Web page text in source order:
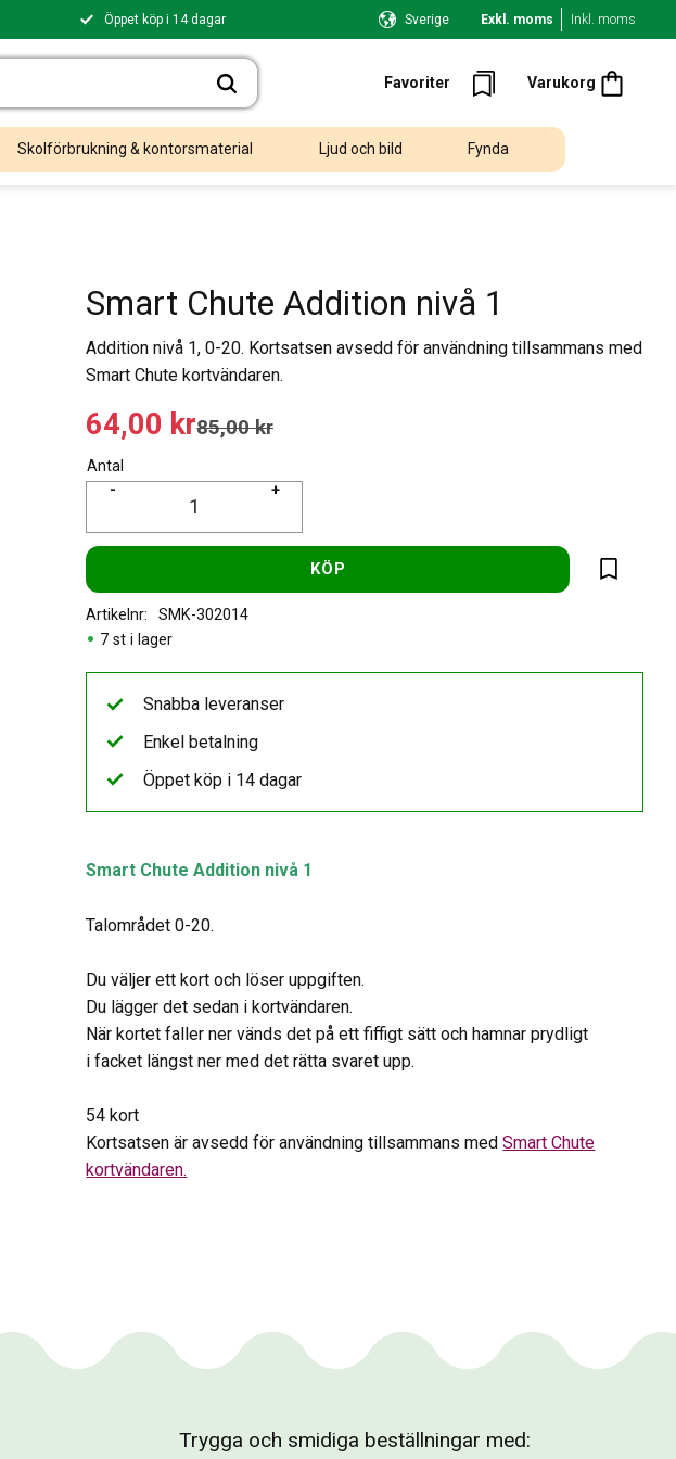
Öppet köp i 14 dagar Sverige Exkl. moms Inkl. moms
Favoriter Varukorg
Favoriter
Skolförbrukning & kontorsmaterial Ljud och bild Fynda
Smart Chute Addition nivå 1
Addition nivå 1, 0-20. Kortsatsen avsedd för användning tillsammans med
Smart Chute kortvändaren.
Nedsatt pris:
64,00 krOrdinarie pris:
85,00kr
Antal
+
-
KÖP
Lägg till
7 st i lager
Artikelnr SMK-302014
Smart Chute Addition nivå 1
Talområdet 0-20.
Du väljer ett kort och löser uppgiften.
Du lägger det sedan i kortvändaren.
När kortet faller ner vänds det på ett fiffigt sätt och hamnar prydligt
i facket längst ner med det rätta svaret upp.
54 kort
Kortsatsen är avsedd för användning tillsammans medSmart Chute
kortvändaren.
Snabba leveranser
Enkel betalning
Öppet köp i 14 dagar
Trygga och smidiga beställningar med: